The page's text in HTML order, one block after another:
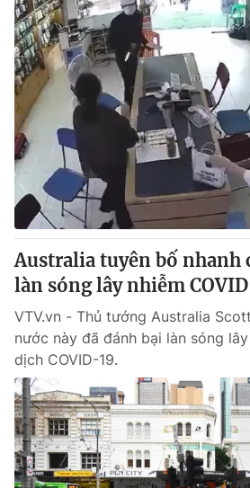
THỜI BÁO VTV
Theo dõi báo trên
Cơ quan chủ quản:Đài Truyền hình
Cơ quan báo chí:
Thời báo VTV
Giấy phép hoạt động báo in và báo
cấp ngày 29/12/2023
Tổng Biên tập:Vũ Thanh Thủy
Phó Tổng Biên tập:Nguyễn Thị Mỹ
Nguyễn Trọng Ninh
Tổng đài VTV: 024.38 355 931 -
Ðiện thoại Thời báo VTV: 024.66 897
Email:toasoan@vtv.vn
Liên hệ quảng cáo:
024-7300.7108
Australia tuyên bố nhanh
làn sóng lây nhiễm
VTV.vn - Thủ tướng Australia
nước này đã đánh bại làn sóng
dịch COVID-19.